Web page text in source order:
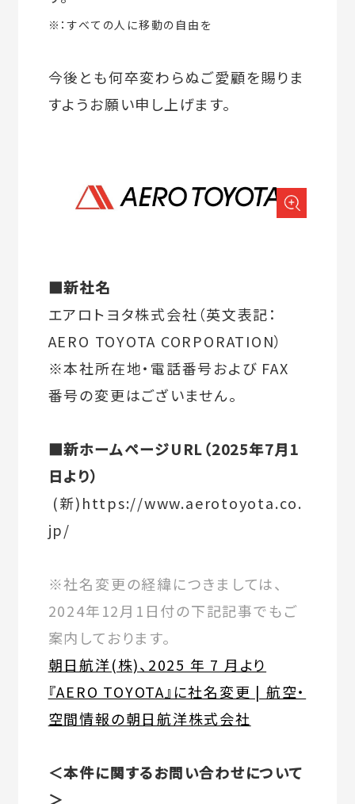
※：すべての人に移動の自由を
今後とも何卒変わらぬご愛顧を賜りま
すようお願い申し上げます。
■新社名
エアロトヨタ株式会社（英文表記：
AERO TOYOTA CORPORATION）
※本社所在地・電話番号および FAX
番号の変更はございません。
■新ホームページURL（2025年7月1
日より）
(新)https://www.aerotoyota.co.
jp/
※社名変更の経緯につきましては、
2024年12月1日付の下記記事でもご
案内しております。
朝日航洋(株)、2025 年 7 月より
『AERO TOYOTA』に社名変更 | 航空・
空間情報の朝日航洋株式会社
＜本件に関するお問い合わせについて
＞